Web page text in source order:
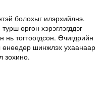
болохыг илэрхийлнэ.
өргөн хэрэглэгддэг
тогтоогдсон. Өчигдрийн
өнөөдөр шинжлэх ухаанаар
зохино.